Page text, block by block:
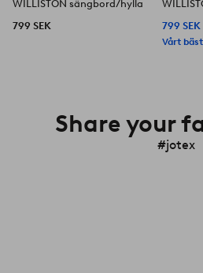
WILLISTON sängbord/hylla
799 SEK
799 SEK
Vårt
Share your
#jotex